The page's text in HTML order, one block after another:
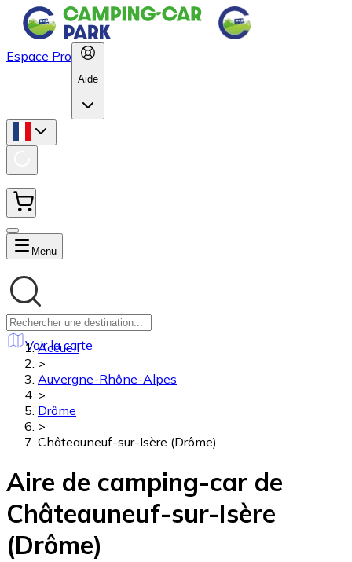
Espace Pro
Aide
Menu
Voir la carte
Accueil
>
Auvergne-Rhône-Alpes
>
Drôme
>
Châteauneuf-sur-Isère (Drôme)
Aire de camping-car de
Châteauneuf-sur-Isère
(Drôme)